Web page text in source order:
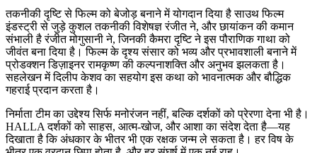
तकनीकी दृष्टि से फिल्म को बेजोड़ बनाने में योगदान दिया है साउथ फिल्म
इंडस्ट्री से जुड़े कुशल तकनीकी विशेषज्ञ रंजीत ने, और छायांकन की कमान
संभाली है रंजीत मोगुसानी ने, जिनकी कैमरा दृष्टि ने इस पौराणिक गाथा को
जीवंत बना दिया है। फिल्म के दृश्य संसार को भव्य और प्रभावशाली बनाने में
प्रोडक्शन डिज़ाइनर रामकृष्ण की कल्पनाशक्ति और अनुभव झलकता है।
सहलेखन में दिलीप केशव का सहयोग इस कथा को भावनात्मक और बौद्धिक
गहराई प्रदान करता है।
निर्माता टीम का उद्देश्य सिर्फ मनोरंजन नहीं, बल्कि दर्शकों को प्रेरणा देना भी है।
HALLA दर्शकों को साहस, आत्म-खोज, और आशा का संदेश देता है—यह
दिखाता है कि अंधकार के भीतर भी एक रक्षक जन्म ले सकता है। हर विष के